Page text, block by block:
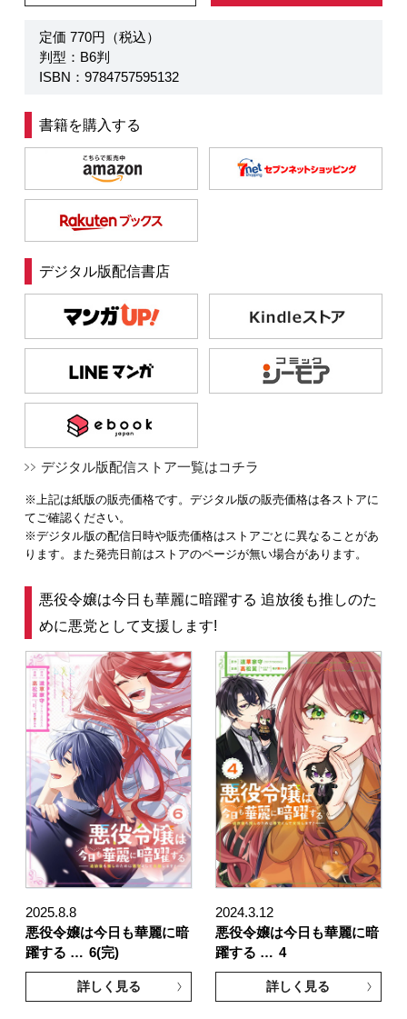
定価 770円（税込）
判型：B6判
ISBN：9784757595132
書籍を購入する
デジタル版配信書店
デジタル版配信ストア一覧はコチラ
※上記は紙版の販売価格です。デジタル版の販売価格は各ストアに
てご確認ください。
※デジタル版の配信日時や販売価格はストアごとに異なることがあ
ります。また発売日前はストアのページが無い場合があります。
悪役令嬢は今日も華麗に暗躍する 追放後も推しのた
めに悪党として支援します!
2025.8.8
悪役令嬢は今日も華麗に暗
躍する … 6(完)
詳しく見る
2024.3.12
悪役令嬢は今日も華麗に暗
躍する … 4
詳しく見る